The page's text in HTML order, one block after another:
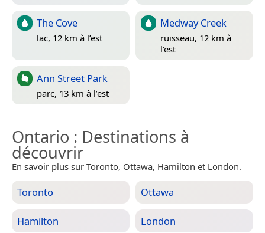
The Cove
lac, 12 km à l’est
Medway Creek
ruisseau, 12 km à
l’est
Ann Street Park
parc, 13 km à l’est
Ontario : Destinations à
découvrir
En savoir plus sur Toronto, Ottawa, Hamilton et London.
Toronto Ottawa
Hamilton London